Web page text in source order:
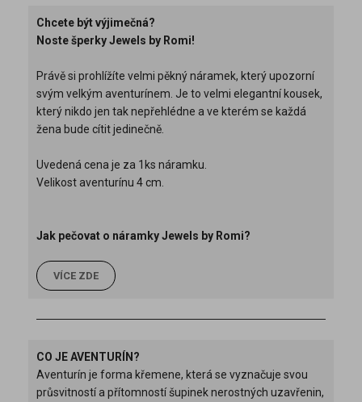
Chcete být výjimečná?
Noste šperky Jewels by Romi!
Právě si prohlížíte velmi pěkný náramek, který upozorní
svým velkým aventurínem. Je to velmi elegantní kousek,
který nikdo jen tak nepřehlédne a ve kterém se každá
žena bude cítit jedinečně.
Uvedená cena je za 1ks náramku.
Velikost aventurínu 4 cm.
Jak pečovat o náramky Jewels by Romi?
VÍCE ZDE
CO JE AVENTURÍN?
Aventurín je forma křemene, která se vyznačuje svou
průsvitností a přítomností šupinek nerostných uzavřenin,